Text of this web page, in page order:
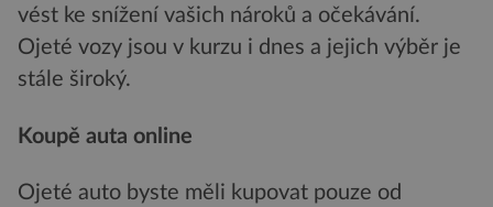
vést ke snížení vašich nároků a očekávání.
Ojeté vozy jsou v kurzu i dnes a jejich výběr je
stále široký.
Koupě auta online
Ojeté auto byste měli kupovat pouze od